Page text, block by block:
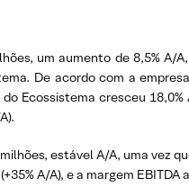
um aumento de 8,5%
De acordo com a
Ecossistema cresceu
estável A/A, uma vez
A/A), e a margem